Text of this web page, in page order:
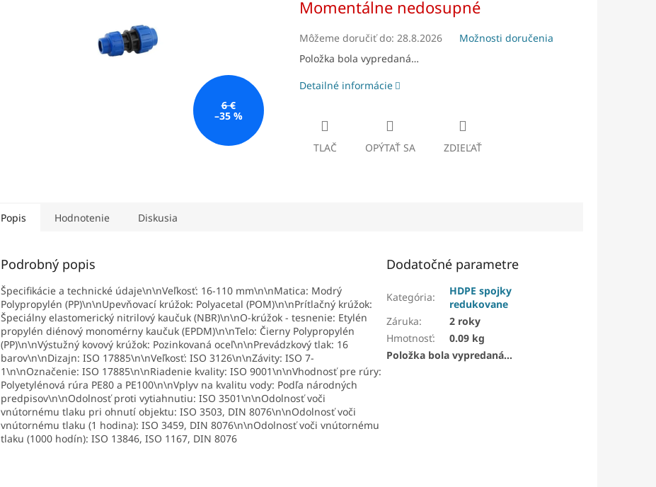
6 €
–35 %
cena:
Momentálne nedosupné
Môžeme doručiť do: 28.8.2026
Možnosti doručenia
Položka bola vypredaná…
Detailné informácie
TLAČ OPÝTAŤ SA ZDIEĽAŤ
Popis Hodnotenie Diskusia
Podrobný popis
Špecifikácie a technické údaje\n\nVeľkosť: 16-110 mm\n\nMatica: Modrý
Polypropylén (PP)\n\nUpevňovací krúžok: Polyacetal (POM)\n\nPrítlačný krúžok:
Špeciálny elastomerický nitrilový kaučuk (NBR)\n\nO-krúžok - tesnenie: Etylén
propylén diénový monomérny kaučuk (EPDM)\n\nTelo: Čierny Polypropylén
(PP)\n\nVýstužný kovový krúžok: Pozinkovaná oceľ\n\nPrevádzkový tlak: 16
barov\n\nDizajn: ISO 17885\n\nVeľkosť: ISO 3126\n\nZávity: ISO 7-
1\n\nOznačenie: ISO 17885\n\nRiadenie kvality: ISO 9001\n\nVhodnosť pre rúry:
Polyetylénová rúra PE80 a PE100\n\nVplyv na kvalitu vody: Podľa národných
predpisov\n\nOdolnosť proti vytiahnutiu: ISO 3501\n\nOdolnosť voči
vnútornému tlaku pri ohnutí objektu: ISO 3503, DIN 8076\n\nOdolnosť voči
vnútornému tlaku (1 hodina): ISO 3459, DIN 8076\n\nOdolnosť voči vnútornému
tlaku (1000 hodín): ISO 13846, ISO 1167, DIN 8076
Dodatočné parametre
Kategória:
HDPE spojky
redukovane
Záruka:
2 roky
Hmotnosť:
0.09 kg
Položka bola vypredaná…